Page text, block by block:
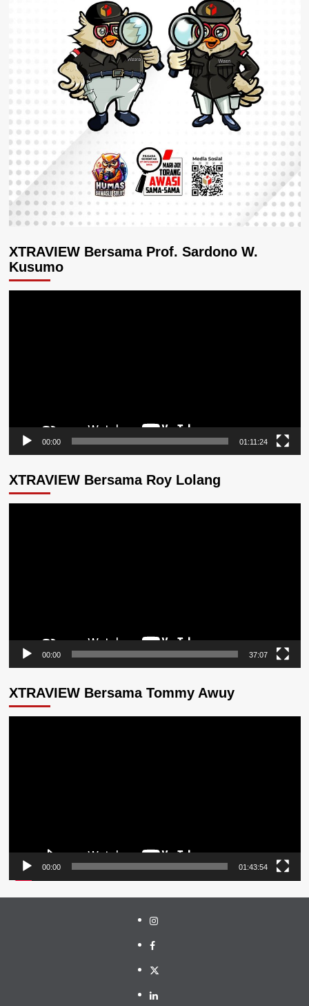
XTRAVIEW Bersama Prof. Sardono W.
Kusumo
00:00 01:11:24
XTRAVIEW Bersama Roy Lolang
00:00 37:07
XTRAVIEW Bersama Tommy Awuy
00:00 01:43:54
Instagram
Facebook
Twitter
Linkedin